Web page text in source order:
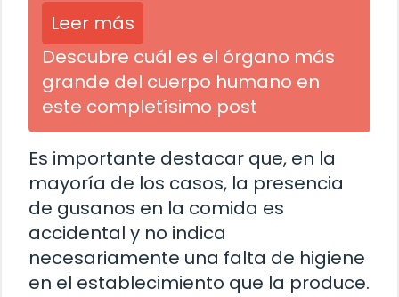
Leer más
Descubre cuál es el órgano más
grande del cuerpo humano en
este completísimo post
Es importante destacar que, en la
mayoría de los casos, la presencia
de gusanos en la comida es
accidental y no indica
necesariamente una falta de higiene
en el establecimiento que la produce.